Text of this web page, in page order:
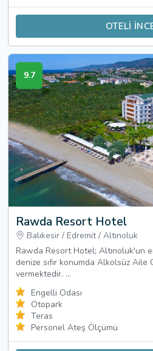
OTELİ
9.7
Rawda Resort Hotel
Balıkesir / Edremit/ Altınoluk
Rawda Resort Hotel; Altınoluk'un
denize sıfır konumda Alkolsüz
vermektedir. ...
Engelli Odası
Otopark
Teras
Personel Ateş Ölçümü